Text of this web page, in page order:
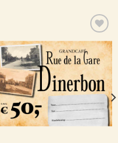
Toevoegen
verlanglijst